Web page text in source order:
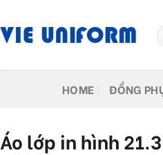
HOME ĐỒNG
Áo lớp in hình 21.3